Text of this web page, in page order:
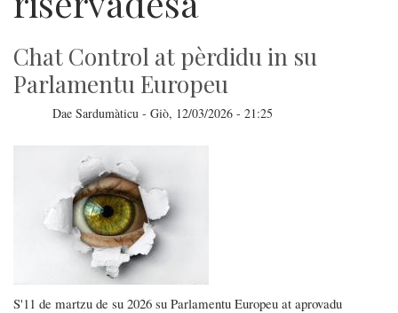
Chat Control at pèrdidu in su
Parlamentu Europeu
Dae Sardumàticu - Giò, 12/03/2026 - 21:25
S'11 de martzu de su 2026 su Parlamentu Europeu at aprovadu